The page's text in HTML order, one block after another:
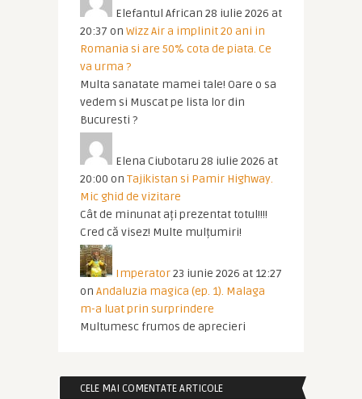
Elefantul African 28 iulie 2026 at
20:37 on Wizz Air a implinit 20 ani in
Romania si are 50% cota de piata. Ce
va urma ?
Multa sanatate mamei tale! Oare o sa
vedem si Muscat pe lista lor din
Bucuresti ?
Elena Ciubotaru 28 iulie 2026 at
20:00 on Tajikistan si Pamir Highway.
Mic ghid de vizitare
Cât de minunat ați prezentat totul!!!!
Cred că visez! Multe mulțumiri!
Imperator23 iunie 2026 at 12:27
on Andaluzia magica (ep. 1). Malaga
m-a luat prin surprindere
Multumesc frumos de aprecieri
CELE MAI COMENTATE ARTICOLE